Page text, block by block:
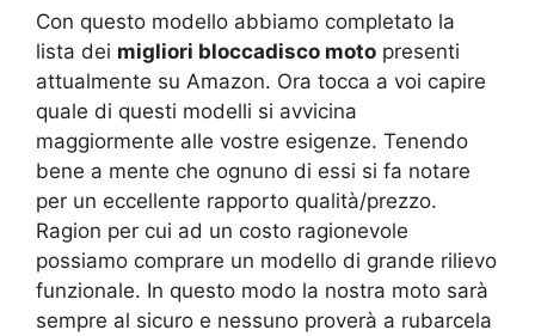
Con questo modello abbiamo completato la
lista dei migliori bloccadisco moto presenti
attualmente su Amazon. Ora tocca a voi capire
quale di questi modelli si avvicina
maggiormente alle vostre esigenze. Tenendo
bene a mente che ognuno di essi si fa notare
per un eccellente rapporto qualità/prezzo.
Ragion per cui ad un costo ragionevole
possiamo comprare un modello di grande rilievo
funzionale. In questo modo la nostra moto sarà
sempre al sicuro e nessuno proverà a rubarcela